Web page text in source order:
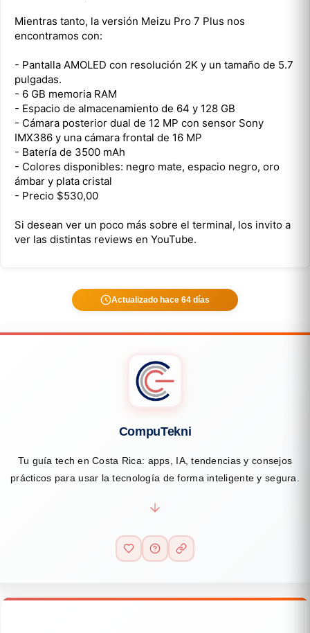
Mientras tanto, la versión Meizu Pro 7 Plus nos
encontramos con:
- Pantalla AMOLED con resolución 2K y un tamaño de 5.7
pulgadas.
- 6 GB memoria RAM
- Espacio de almacenamiento de 64 y 128 GB
- Cámara posterior dual de 12 MP con sensor Sony
IMX386 y una cámara frontal de 16 MP
- Batería de 3500 mAh
- Colores disponibles: negro mate, espacio negro, oro
ámbar y plata cristal
- Precio $530,00
Si desean ver un poco más sobre el terminal, los invito a
ver las distintas reviews en YouTube.
Actualizado hace 64 días
CompuTekni
Tu guía tech en Costa Rica: apps, IA, tendencias y consejos
prácticos para usar la tecnología de forma inteligente y segura.